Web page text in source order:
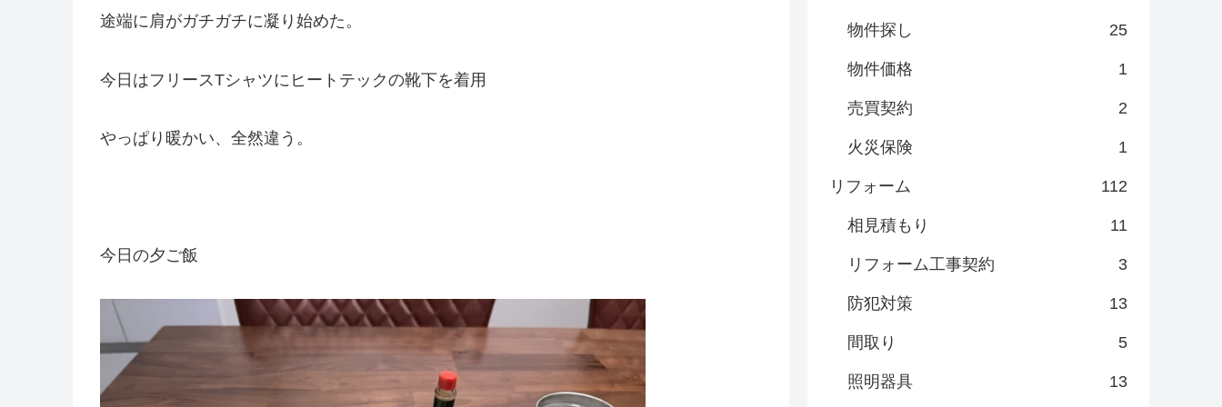
途端に肩がガチガチに凝り始めた。
今日はフリースTシャツにヒートテックの靴下を着用
やっぱり暖かい、全然違う。
今日の夕ご飯
物件探し 25
物件価格 1
売買契約 2
火災保険 1
リフォーム 112
相見積もり 11
リフォーム工事契約 3
防犯対策 13
間取り 5
照明器具 13